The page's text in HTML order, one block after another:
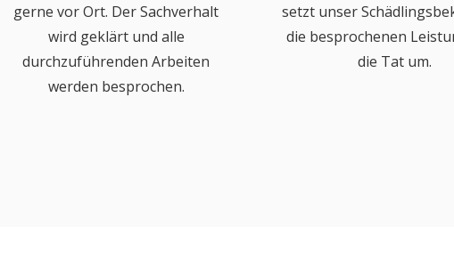
gerne vor Ort. Der Sachverhalt
wird geklärt und alle
durchzuführenden Arbeiten
werden besprochen.
setzt unser
die besprochenen
die Tat um.